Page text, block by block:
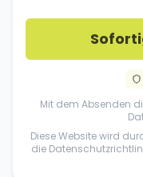
Mit dem Absenden
Diese Website wird
die